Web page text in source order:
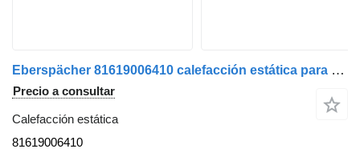
Eberspächer 81619006410 calefacción estática para MAN TGX cabeza tractora
Precio a consultar
Calefacción estática
81619006410